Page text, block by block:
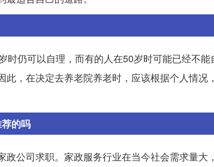
仍可以自理，而有的人在50岁时可能已经不
，在决定去养老院养老时，应该根据个人情况
的吗
公司求职。家政服务行业在当今社会需求量大